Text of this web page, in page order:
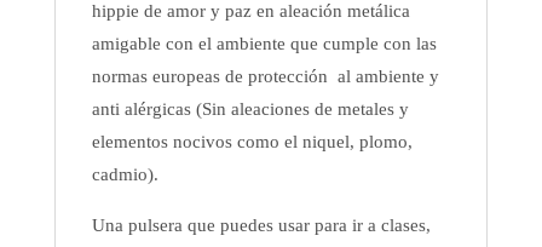
hippie de amor y paz en aleación metálica
amigable con el ambiente que cumple con las
normas europeas de protección al ambiente y
anti alérgicas (Sin aleaciones de metales y
elementos nocivos como el niquel, plomo,
cadmio).
Una pulsera que puedes usar para ir a clases,